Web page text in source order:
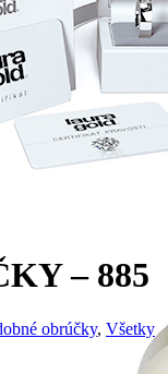
– 885
obrúčky, Všetky